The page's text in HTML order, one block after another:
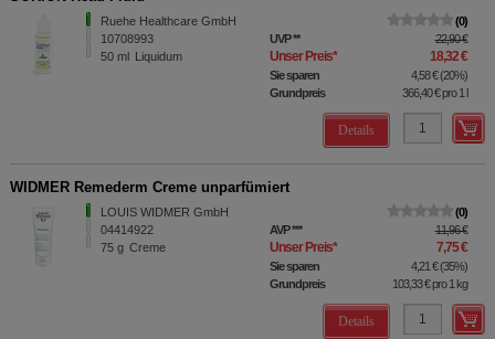
Ruehe Healthcare GmbH
10708993
50 ml Liquidum
0
UVP** 22,90 €
Unser Preis* 18,32 €
Sie sparen 4,58 €(20%)
Grundpreis
366,40 €pro 1 l
Details
WIDMER Remederm Creme unparfümiert
LOUIS WIDMER GmbH
04414922
75 g Creme
0
AVP*** 11,96 €
Unser Preis* 7,75 €
Sie sparen 4,21 €(35%)
Grundpreis
103,33 €pro 1 kg
Details